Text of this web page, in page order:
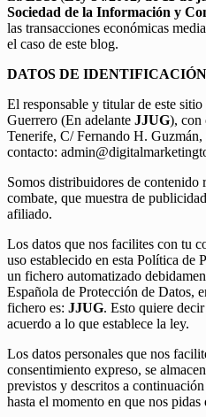
Sociedad de la Información y
las transacciones económicas
el caso de este blog.
DATOS DE IDENTIFICACIÓN
El responsable y titular de este
Guerrero (En adelante JJUG), con
Tenerife, C/ Fernando H.
contacto:
Somos distribuidores de contenido
combate, que muestra de
afiliado.
Los datos que nos facilites con tu
uso establecido en esta Política de
un fichero automatizado
Española de Protección de Datos,
fichero es: JJUG. Esto quiere
acuerdo a lo que establece la ley.
Los datos personales que nos
consentimiento expreso, se
previstos y descritos a
hasta el momento en que nos